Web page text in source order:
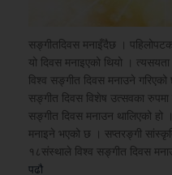
सङ्गीतदिवस मनाइँदैछ ।
यो दिवस मनाइएको थियो ।
विश्व सङ्गीत दिवस मनाउने
सङ्गीत दिवस विशेष उत्सवका
सङ्गीत दिवस मनाउन थालिएको हो
मनाइने भएको छ । सप्तरङ्गी
१८संस्थाले विश्व सङ्गीत दिवस
पढौ